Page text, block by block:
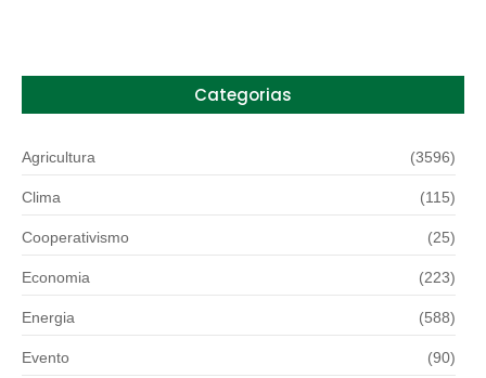
Categorias
Agricultura (3596)
Clima (115)
Cooperativismo (25)
Economia (223)
Energia (588)
Evento (90)